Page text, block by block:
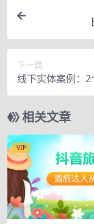
下一篇
线下实体案例：
相关文章
VIP